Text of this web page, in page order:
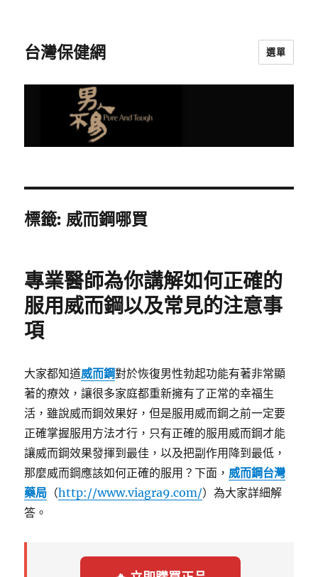
台灣保健網 選單
標籤: 威而鋼哪買
專業醫師為你講解如何正確的
服用威而鋼以及常見的注意事
項
大家都知道威而鋼對於恢復男性勃起功能有著非常顯
著的療效，讓很多家庭都重新擁有了正常的幸福生
活，雖說威而鋼效果好，但是服用威而鋼之前一定要
正確掌握服用方法才行，只有正確的服用威而鋼才能
讓威而鋼效果發揮到最佳，以及把副作用降到最低，
那麼威而鋼應該如何正確的服用？下面， 威而鋼台灣
藥局 （http://www.viagra9.com/）為大家詳細解
答。